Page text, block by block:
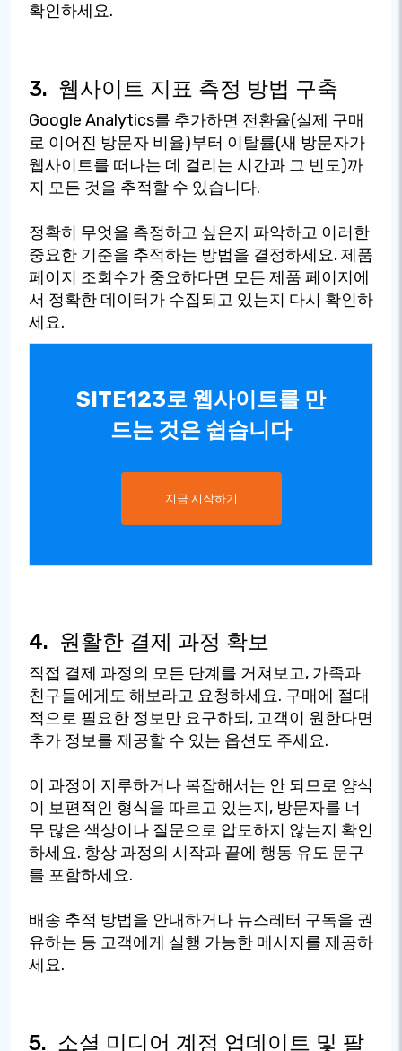
확인하세요.
3. 웹사이트 지표 측정 방법 구축
Google Analytics를 추가하면 전환율(실제 구매
로 이어진 방문자 비율)부터 이탈률(새 방문자가
웹사이트를 떠나는 데 걸리는 시간과 그 빈도)까
지 모든 것을 추적할 수 있습니다.
정확히 무엇을 측정하고 싶은지 파악하고 이러한
중요한 기준을 추적하는 방법을 결정하세요. 제품
페이지 조회수가 중요하다면 모든 제품 페이지에
서 정확한 데이터가 수집되고 있는지 다시 확인하
세요.
SITE123로 웹사이트를 만
드는 것은 쉽습니다
지금 시작하기
4. 원활한 결제 과정 확보
직접 결제 과정의 모든 단계를 거쳐보고, 가족과
친구들에게도 해보라고 요청하세요. 구매에 절대
적으로 필요한 정보만 요구하되, 고객이 원한다면
추가 정보를 제공할 수 있는 옵션도 주세요.
이 과정이 지루하거나 복잡해서는 안 되므로 양식
이 보편적인 형식을 따르고 있는지, 방문자를 너
무 많은 색상이나 질문으로 압도하지 않는지 확인
하세요. 항상 과정의 시작과 끝에 행동 유도 문구
를 포함하세요.
배송 추적 방법을 안내하거나 뉴스레터 구독을 권
유하는 등 고객에게 실행 가능한 메시지를 제공하
세요.
5. 소셜 미디어 계정 업데이트 및 팔